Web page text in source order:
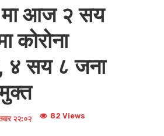
आज २ सय
कोरोना
सय ८ जना
२२:०२ 82 Views